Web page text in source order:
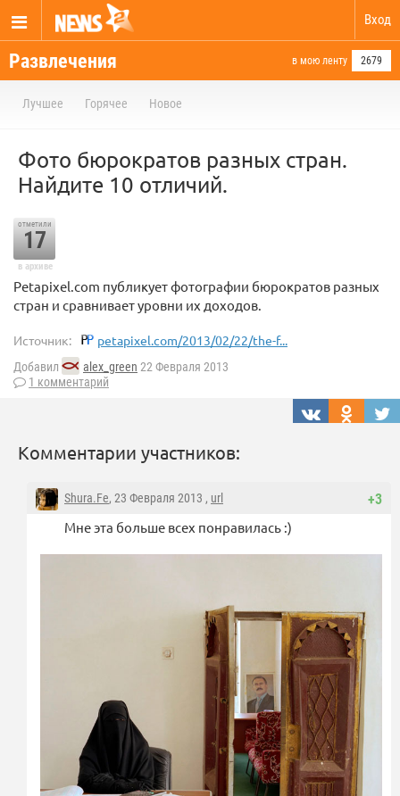
Вход
Развлечения в мою ленту 2679
Лучшее Горячее Новое
Фото бюрократов разных стран.
Найдите 10 отличий.
отметили
17
в архиве
Petapixel.com публикует фотографии бюрократов разных
стран и сравнивает уровни их доходов.
Источник: petapixel.com/2013/02/22/the-f...
Добавил alex_green 22 Февраля 2013
1 комментарий
Комментарии участников:
+3
Shura.Fe, 23 Февраля 2013 , url
Мне эта больше всех понравилась :)